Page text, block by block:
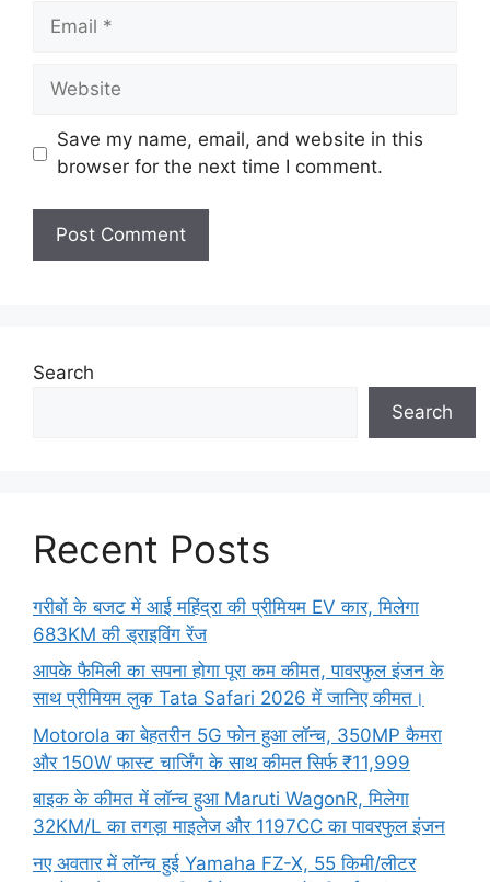
Email
Website
Save my name, email, and website in this
browser for the next time I comment.
Search
Search
Recent Posts
गरीबों के बजट में आई महिंद्रा की प्रीमियम EV कार, मिलेगा
683KM की ड्राइविंग रेंज
आपके फैमिली का सपना होगा पूरा कम कीमत, पावरफुल इंजन के
साथ प्रीमियम लुक Tata Safari 2026 में जानिए कीमत।
Motorola का बेहतरीन 5G फोन हुआ लॉन्च, 350MP कैमरा
और 150W फास्ट चार्जिंग के साथ कीमत सिर्फ ₹11,999
बाइक के कीमत में लॉन्च हुआ Maruti WagonR, मिलेगा
32KM/L का तगड़ा माइलेज और 1197CC का पावरफुल इंजन
नए अवतार में लॉन्च हुई Yamaha FZ-X, 55 किमी/लीटर